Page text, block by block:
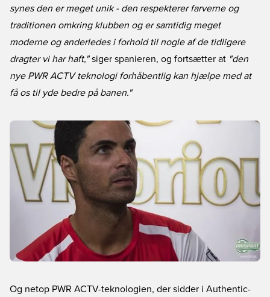
synes den er meget unik - den respekterer farverne og
traditionen omkring klubben og er samtidig meget
moderne og anderledes i forhold til nogle af de tidligere
dragter vi har haft,"siger spanieren, og fortsætter at "den
nye PWR ACTV teknologi forhåbentlig kan hjælpe med at
få os til yde bedre på banen."
Og netop PWR ACTV-teknologien, der sidder i Authentic-